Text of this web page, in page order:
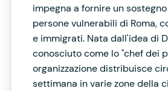
impegna a fornire un
persone vulnerabili di Roma,
e immigrati. Nata dall'idea di
conosciuto come lo "chef dei
organizzazione distribuisce
settimana in varie zone della